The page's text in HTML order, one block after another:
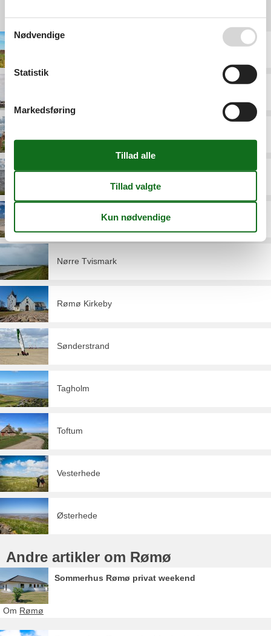
Destinationer under Rømø
Nørre Tvismark
Rømø Kirkeby
Sønderstrand
Tagholm
Toftum
Vesterhede
Østerhede
Andre artikler om Rømø
Sommerhus Rømø privat weekend
Om Rømø
Nødvendige
Statistik
Markedsføring